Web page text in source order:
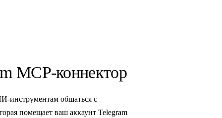
MCP-коннектор
инструментам общаться с
помещает ваш аккаунт Telegram